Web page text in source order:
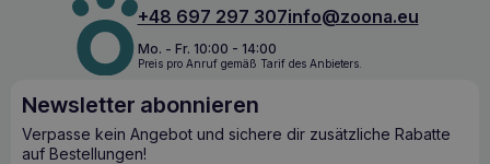
wählerische Katzen oder solche mit
empfindlichem
geeignet ist. Dank ihres geringen Fettgehalts tragen
die Leckerlis zur Aufrechterhaltung eines gesunden
Körpergewichts bei, was besondersfür Katzen mit einer
Wichtige gesundheitliche Vorteile
+48 697 297 307info@zoona.eu
Mo. - Fr. 10:00 - 14:00
Preis pro Anruf gemäß Tarif des Anbieters.
Newsletter abonnieren
Verpasse kein Angebot und sichere dir zusätzliche Rabatte
auf Bestellungen!